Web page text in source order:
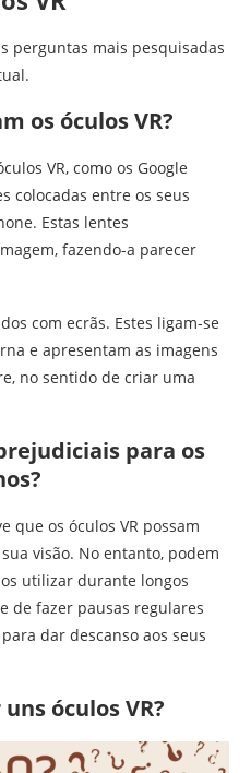
perguntas mais pesquisadas
os óculos VR?
VR, como os Google
colocadas entre os seus
Estas lentes
fazendo-a parecer
com ecrãs. Estes ligam-se
e apresentam as imagens
no sentido de criar uma
para os
que os óculos VR possam
visão. No entanto, podem
utilizar durante longos
de fazer pausas regulares
dar descanso aos seus
óculos VR?